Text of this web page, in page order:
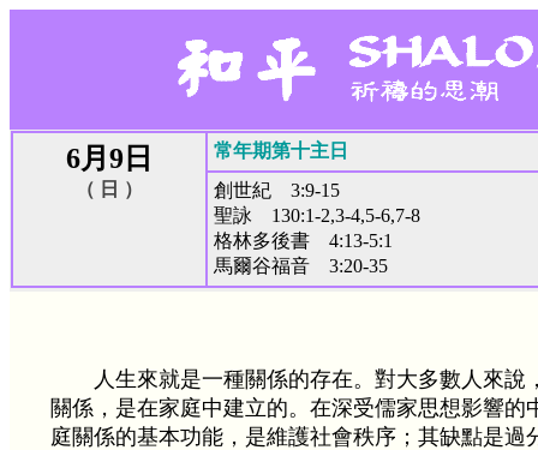
6月9日
（ 日 ）
常年期第十主日
創世紀 3:9-15
聖詠 130:1-2,3-4,5-6,7-8
格林多後書 4:13-5:1
馬爾谷福音 3:20-35
人生來就是一種關係的存在。對大多數人來說
關係，是在家庭中建立的。在深受儒家思想影響的
庭關係的基本功能，是維護社會秩序；其缺點是過